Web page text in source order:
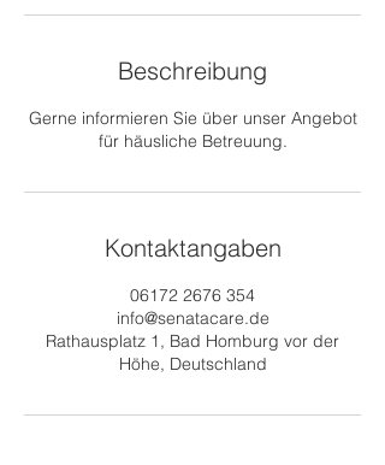
Beschreibung
Gerne informieren Sie über unser Angebot
für häusliche Betreuung.
Kontaktangaben
06172 2676 354
info@senatacare.de
Rathausplatz 1, Bad Homburg vor der
Höhe, Deutschland